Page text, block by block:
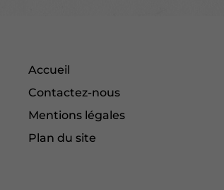
Accueil
Contactez-nous
Mentions légales
Plan du site